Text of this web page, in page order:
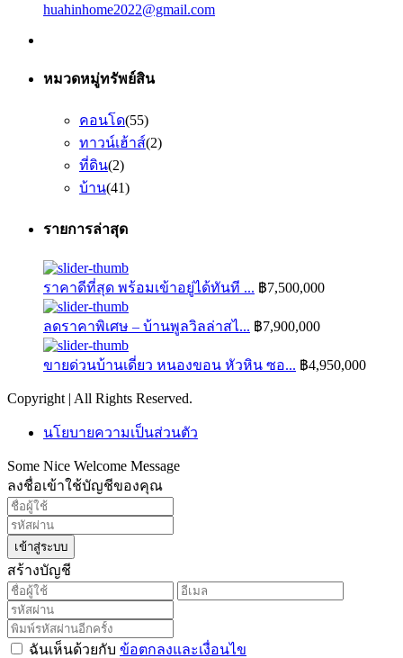
huahinhome2022@gmail.com
หมวดหมู่ทรัพย์สิน
คอนโด(55)
ทาวน์เฮ้าส์(2)
ที่ดิน(2)
บ้าน(41)
รายการล่าสุด
ราคาดีที่สุด พร้อมเข้าอยู่ได้ทันที ... ฿7,500,000
ลดราคาพิเศษ – บ้านพูลวิลล่าสไ... ฿7,900,000
ขายด่วนบ้านเดี่ยว หนองขอน หัวหิน ซอ... ฿4,950,000
Copyright | All Rights Reserved.
นโยบายความเป็นส่วนตัว
Some Nice Welcome Message
ลงชื่อเข้าใช้บัญชีของคุณ
เข้าสู่ระบบ
สร้างบัญชี
ฉันเห็นด้วยกับ ข้อตกลงและเงื่อนไข